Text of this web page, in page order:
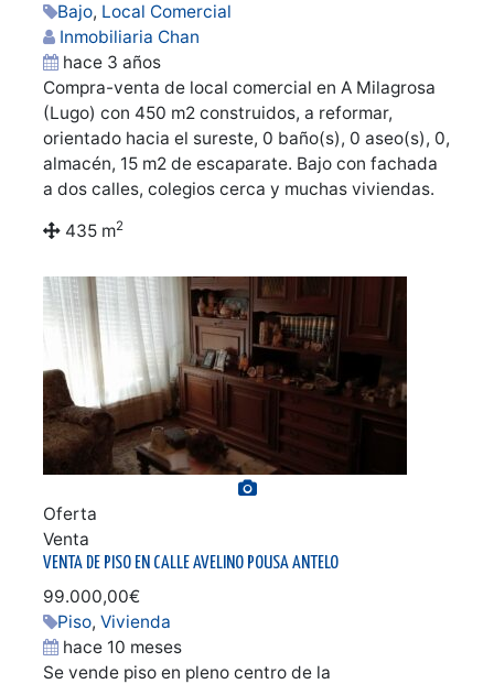
Bajo, Local Comercial
Inmobiliaria Chan
hace 3 años
Compra-venta de local comercial en A Milagrosa
(Lugo) con 450 m2 construidos, a reformar,
orientado hacia el sureste, 0 baño(s), 0 aseo(s), 0,
almacén, 15 m2 de escaparate. Bajo con fachada
a dos calles, colegios cerca y muchas viviendas.
435 m2
Ver galería de fotos
Oferta
Venta
VENTA DE PISO EN CALLE AVELINO POUSA ANTELO
99.000,00€
Piso, Vivienda
hace 10 meses
Se vende piso en pleno centro de la